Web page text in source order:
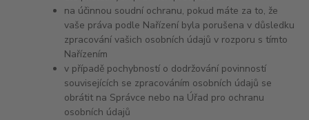
na účinnou soudní ochranu, pokud máte za to, že
vaše práva podle Nařízení byla porušena v důsledku
zpracování vašich osobních údajů v rozporu s tímto
Nařízením
v případě pochybností o dodržování povinností
souvisejících se zpracováním osobních údajů se
obrátit na Správce nebo na Úřad pro ochranu
osobních údajů